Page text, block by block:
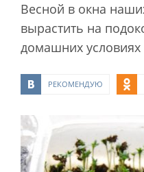
Весной в окна
вырастить на
домашних условиях
РЕКОМЕНДУЮ